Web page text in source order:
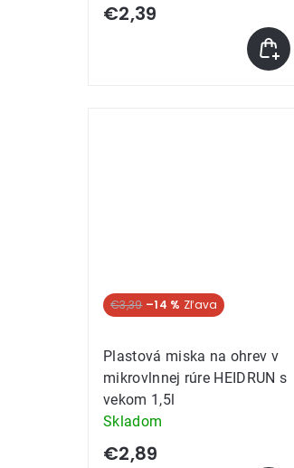
€2,39
€3,39 –14 %
Plastová miska na ohrev v
mikrovlnnej rúre HEIDRUN s
vekom 1,5l
Skladom
€2,89